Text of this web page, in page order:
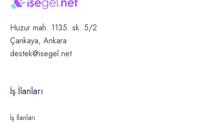
Huzur mah. 1135. sk. 5/2
Çankaya, Ankara
destek@isegel.net
İş İlanları
İş İlanları